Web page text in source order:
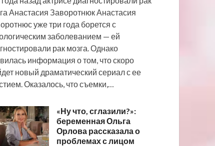
Анастасия Заворотнюк Анастасия
уже три года борется с
заболеванием — ей
рак мозга. Однако
информация о том, что скоро
новый драматический сериал с ее
Оказалось, что съемки,…
«Ну что, сглазили?»:
беременная Ольга
Орлова рассказала о
проблемах с лицом